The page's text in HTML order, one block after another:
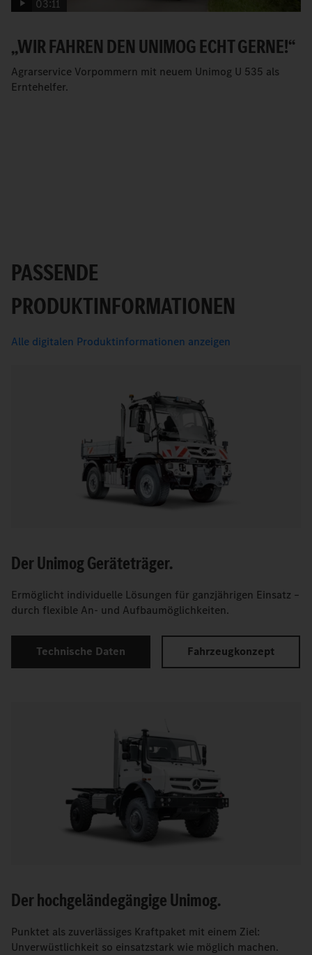
03:11
„WIR FAHREN DEN UNIMOG ECHT GERNE!“
Agrarservice Vorpommern mit neuem Unimog U 535 als
Erntehelfer.
PASSENDE
PRODUKTINFORMATIONEN
Alle digitalen Produktinformationen anzeigen
Der Unimog Geräteträger.
Ermöglicht individuelle Lösungen für ganzjährigen Einsatz –
durch flexible An- und Aufbaumöglichkeiten.
Technische Daten Fahrzeugkonzept
Der hochgeländegängige Unimog.
Punktet als zuverlässiges Kraftpaket mit einem Ziel:
Unverwüstlichkeit so einsatzstark wie möglich machen.